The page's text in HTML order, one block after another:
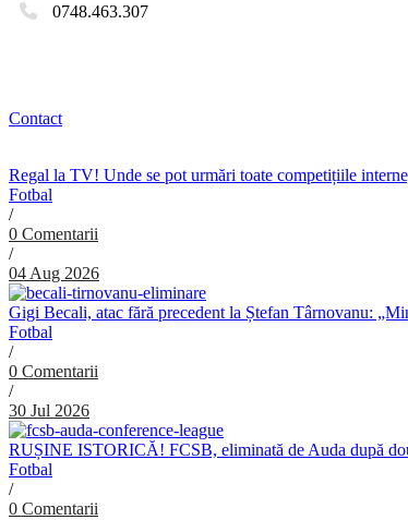
0748.463.307
Contact
Regal la TV! Unde se pot urmări toate competițiile
Fotbal
/
0 Comentarii
/
04 Aug 2026
Gigi Becali, atac fără precedent la Ștefan Târnovanu:
Fotbal
/
0 Comentarii
/
30 Jul 2026
RUȘINE ISTORICĂ! FCSB, eliminată de Auda după
Fotbal
/
0 Comentarii